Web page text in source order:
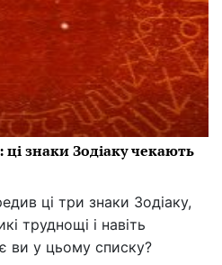
знаки Зодіаку чекають
ці три знаки Зодіаку,
труднощі і навіть
є ви у цьому списку?